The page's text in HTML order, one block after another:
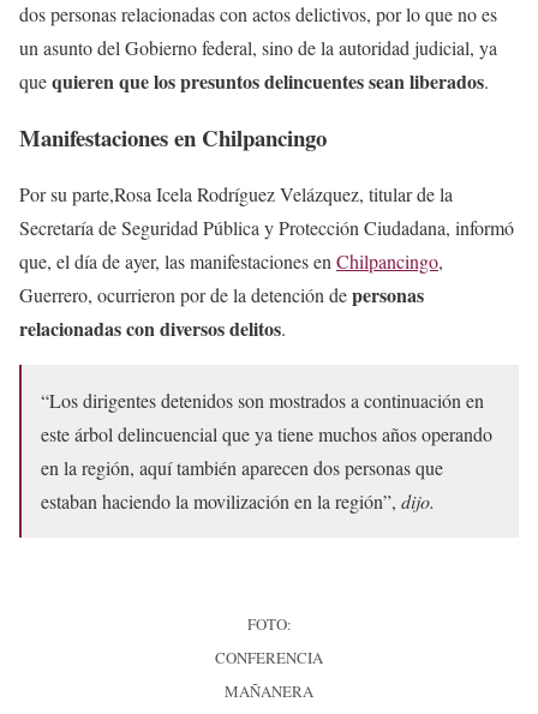
dos personas relacionadas con actos delictivos, por lo que no es
un asunto del Gobierno federal, sino de la autoridad judicial, ya
quequieren que los presuntos delincuentes sean liberados.
Manifestaciones en Chilpancingo
Por su parte,Rosa Icela Rodríguez Velázquez, titular de la
Secretaría de Seguridad Pública y Protección Ciudadana, informó
que, el día de ayer, las manifestaciones en Chilpancingo,
Guerrero, ocurrieron por de la detención depersonas
relacionadas con diversos delitos.
“Los dirigentes detenidos son mostrados a continuación en
este árbol delincuencial que ya tiene muchos años operando
en la región, aquí también aparecen dos personas que
estaban haciendo la movilización en la región”, dijo.
FOTO:
CONFERENCIA
MAÑANERA